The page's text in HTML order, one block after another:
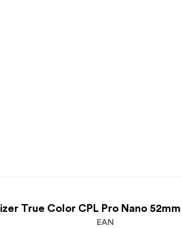
True Color CPL Pro Nano 52mm
EAN